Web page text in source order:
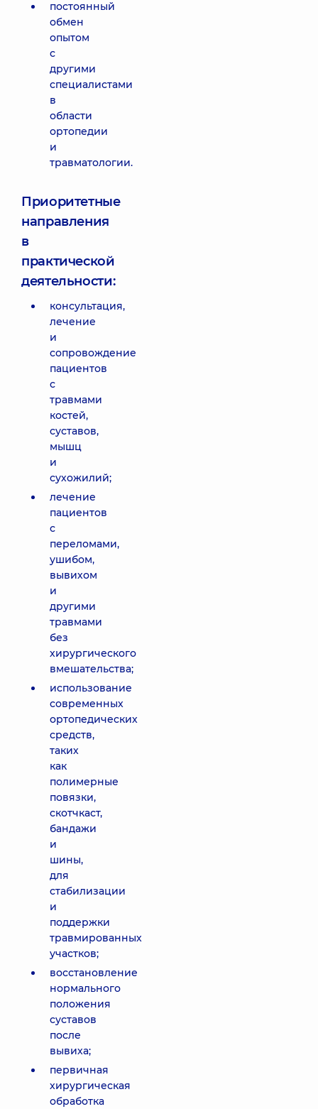
постоянный
обмен
опытом
с
другими
специалистами
в
области
ортопедии
и
травматологии.
Приоритетные
направления
в
практической
деятельности:
консультация,
лечение
и
сопровождение
пациентов
с
травмами
костей,
суставов,
мышц
и
сухожилий;
лечение
пациентов
с
переломами,
ушибом,
вывихом
и
другими
травмами
без
хирургического
вмешательства;
использование
современных
ортопедических
средств,
таких
как
полимерные
повязки,
скотчкаст,
бандажи
и
шины,
для
стабилизации
и
поддержки
травмированных
участков;
восстановление
нормального
положения
суставов
после
вывиха;
первичная
хирургическая
обработка